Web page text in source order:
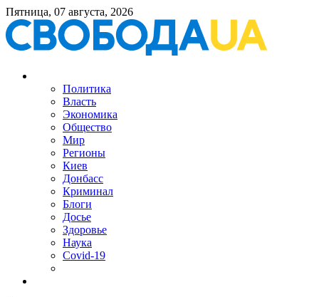
Пятница, 07 августа, 2026
Политика
Власть
Экономика
Общество
Мир
Регионы
Киев
Донбасс
Криминал
Блоги
Досье
Здоровье
Наука
Covid-19